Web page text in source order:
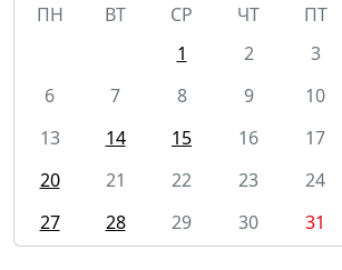
ПН
ВТ СР ЧТ ПТ
1
2 3
6
7 8 9 10
13
14 15 16 17
20
21 22 23 24
27
28 29 30 31